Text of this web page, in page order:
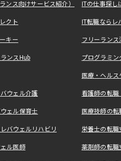
ンス向けサービス紹介） ITの仕事探
クト IT転職なら
キー フリーラン
ンスHub プログラミ
医療・ヘル
ウェル介護 看護師の転
ェル保育士 医療技師の
バウェルリハビリ 栄養士の転
ル医師 薬剤師の転